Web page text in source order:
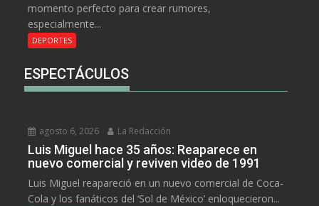
momento perfecto para crear rumores,
especialmente...
DEPORTES
ESPECTÁCULOS
agosto 6, 2026 La Redacción
Luis Miguel hace 35 años: Reaparece en
nuevo comercial y reviven video de 1991
Luis Miguel reapareció en un nuevo comercial de Coca-
Cola y los fanáticos del ‘Sol de México’ enloquecieron...